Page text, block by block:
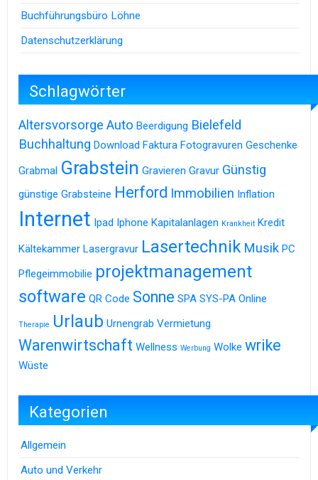
Buchführungsbüro Löhne
Datenschutzerklärung
Schlagwörter
Altersvorsorge Auto Beerdigung Bielefeld
Buchhaltung Download Faktura Fotogravuren Geschenke
Grabmal Grabstein Gravieren Gravur Günstig
günstige Grabsteine Herford Immobilien Inflation
Internet Ipad Iphone Kapitalanlagen Krankheit Kredit
Kältekammer Lasergravur Lasertechnik Musik PC
Pflegeimmobilie projektmanagement
software QR Code Sonne SPA SYS-PA Online
Therapie Urlaub Urnengrab Vermietung
Warenwirtschaft Wellness Werbung Wolke wrike
Wüste
Kategorien
Allgemein
Auto und Verkehr